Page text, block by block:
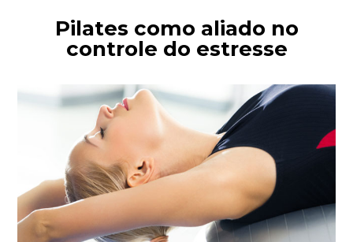
Pilates como aliado no
controle do estresse